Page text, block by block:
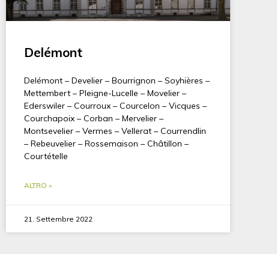
Delémont
Delémont – Develier – Bourrignon – Soyhières –
Mettembert – Pleigne-Lucelle – Movelier –
Ederswiler – Courroux – Courcelon – Vicques –
Courchapoix – Corban – Mervelier –
Montsevelier – Vermes – Vellerat – Courrendlin
– Rebeuvelier – Rossemaison – Châtillon –
Courtételle
ALTRO »
21. Settembre 2022